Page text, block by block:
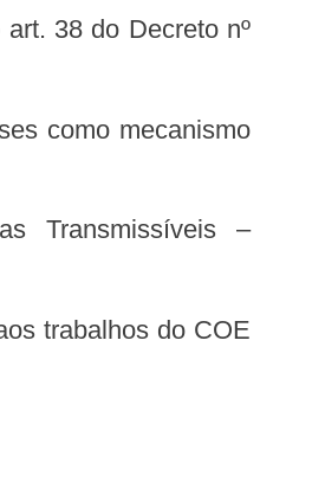
Transmissíveis –
trabalhos do COE